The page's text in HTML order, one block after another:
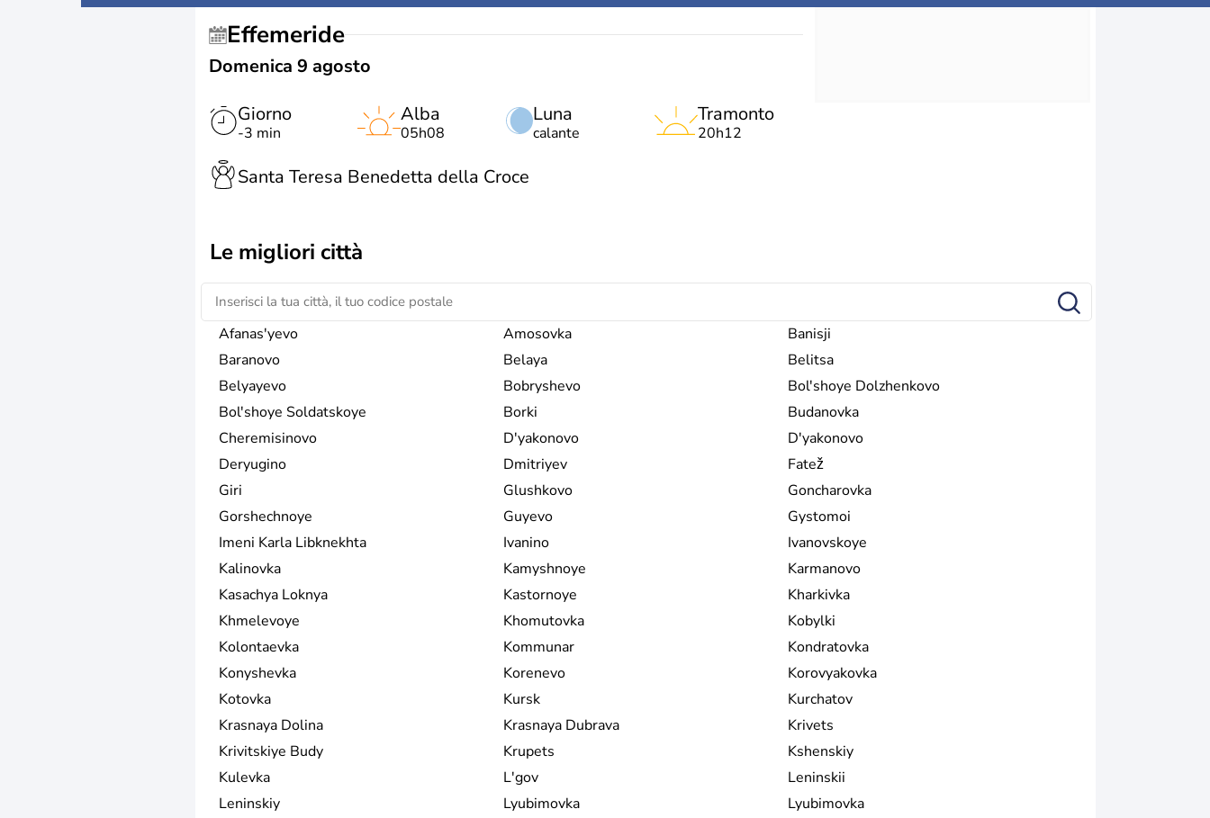
Effemeride
Domenica 9 agosto
Giorno
-3 min
Luna
calante
Alba
05h08
Tramonto
20h12
Santa Teresa Benedetta della Croce
Le migliori città
Afanas'yevo Amosovka
Banisji
Baranovo
Belaya
Belitsa
Belyayevo
Bobryshevo
Bol'shoye Dolzhenkovo
Bol'shoye Soldatskoye
Borki
Budanovka
Cheremisinovo
D'yakonovo
D'yakonovo
Deryugino
Dmitriyev
Fatež
Giri
Glushkovo
Goncharovka
Gorshechnoye
Guyevo
Gystomoi
Imeni Karla Libknekhta
Ivanino
Ivanovskoye
Kalinovka
Kamyshnoye
Karmanovo
Kasachya Loknya
Kastornoye
Kharkivka
Khmelevoye
Khomutovka
Kobylki
Kolontaevka
Kommunar
Kondratovka
Konyshevka
Korenevo
Korovyakovka
Kotovka
Kursk
Kurchatov
Krasnaya Dolina
Krasnaya Dubrava
Krivets
Krivitskiye Budy
Krupets
Kshenskiy
Kulevka
L'gov
Leninskii
Leninskiy
Lyubimovka
Lyubimovka